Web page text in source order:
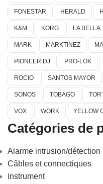
FONESTAR HERALD
K&M KORG LA BELLA
MARK MARKTINEZ
PIONEER DJ PRO-LOK
ROCIO SANTOS MAYOR
SONOS TOBAGO
VOX WORK YELLOW
Catégories de
Alarme intrusion/détection
Câbles et connectiques
instrument